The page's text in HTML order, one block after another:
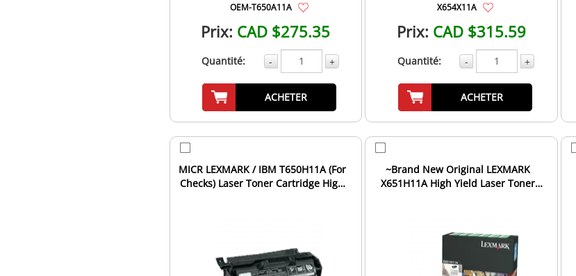
OEM-T650A11A
Prix: CAD $275.35
Quantité: - +
ACHETER
X654X11A
Prix: CAD $315.59
Quantité: - +
ACHETER
MICR LEXMARK / IBM T650H11A (For
Checks) Laser Toner Cartridge High
~Brand New Original LEXMARK
X651H11A High Yield Laser Toner